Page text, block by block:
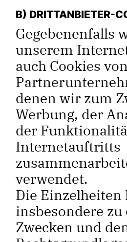
B) DRITTANBIETER-
Gegebenenfalls
unserem
auch Cookies von
denen wir zum
Werbung, der
der
Internetauftritts
verwendet.
Die Einzelheiten
insbesondere zu
Zwecken und